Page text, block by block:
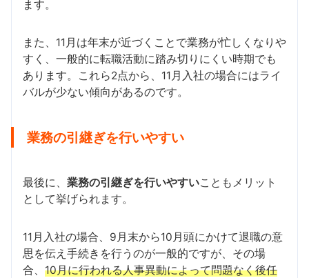
ます。
また、11月は年末が近づくことで業務が忙しくなりや
すく、一般的に転職活動に踏み切りにくい時期でも
あります。これら2点から、11月入社の場合にはライ
バルが少ない傾向があるのです。
業務の引継ぎを行いやすい
最後に、 業務の引継ぎを行いやすいこともメリット
として挙げられます。
11月入社の場合、9月末から10月頭にかけて退職の意
思を伝え手続きを行うのが一般的ですが、その場
合、 10月に行われる人事異動によって問題なく後任